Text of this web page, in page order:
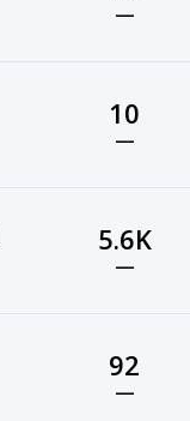
—
10
—
5.6K
—
92
—